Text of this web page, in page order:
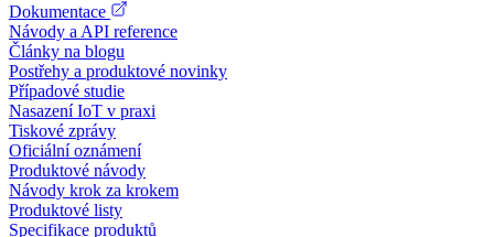
Dokumentace
Návody a API reference
Články na blogu
Postřehy a produktové novinky
Případové studie
Nasazení IoT v praxi
Tiskové zprávy
Oficiální oznámení
Produktové návody
Návody krok za krokem
Produktové listy
Specifikace produktů